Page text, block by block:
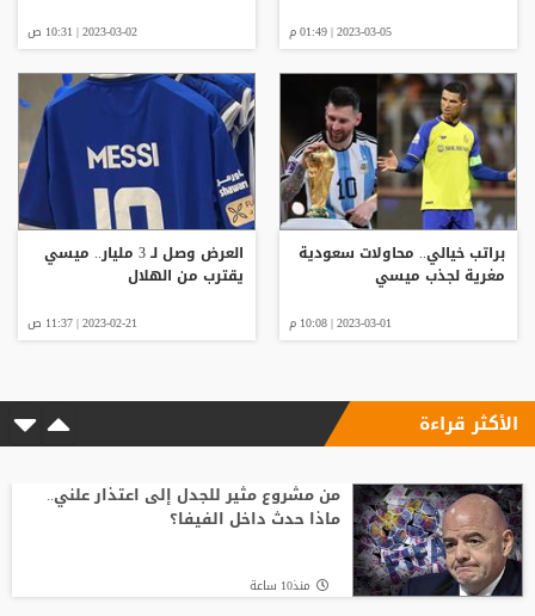
2023-03-05 | 01:49 م 2023-03-02 | 10:31 ص
براتب خيالي.. محاولات سعودية
مغرية لجذب ميسي
2023-03-01 | 10:08 م
العرض وصل لـ 3 مليار.. ميسي
يقترب من الهلال
2023-02-21 | 11:37 ص
الأكثر قراءة
من مشروع مثير للجدل إلى اعتذار علني..
ماذا حدث داخل الفيفا؟
منذ10 ساعة